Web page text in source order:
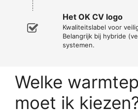
Het OK CV logo
Kwaliteitslabel voor
Belangrijk bij hybride
systemen.
Welke
moet ik